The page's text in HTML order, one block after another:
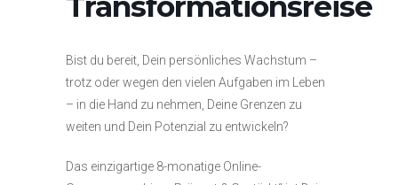
Bist du bereit, Dein persönliches Wachstum –
trotz oder wegen den vielen Aufgaben im Leben
– in die Hand zu nehmen, Deine Grenzen zu
weiten und Dein Potenzial zu entwickeln?
Das einzigartige 8-monatige Online-